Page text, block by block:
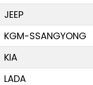
JEEP
KGM-SSANGYONG
KIA
LADA